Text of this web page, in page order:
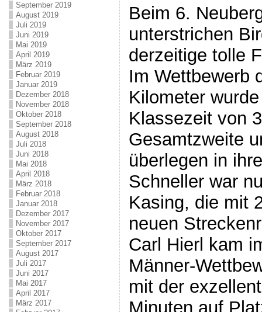
September 2019
August 2019
Juli 2019
Juni 2019
Mai 2019
April 2019
März 2019
Februar 2019
Januar 2019
Dezember 2018
November 2018
Oktober 2018
September 2018
August 2018
Juli 2018
Juni 2018
Mai 2018
April 2018
März 2018
Februar 2018
Januar 2018
Dezember 2017
November 2017
Oktober 2017
September 2017
August 2017
Juli 2017
Juni 2017
Mai 2017
April 2017
März 2017
Beim 6.
unterstrichen
derzeitige tolle
Im Wettbewerb
Kilometer
Klassezeit von
Gesamtzweite
überlegen in
Schneller war
Kasing, die mit
neuen
Carl Hierl kam
Männer-
mit der
Minuten auf